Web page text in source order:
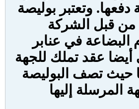
دفعها. وتعتبر بوليصة
من قبل الشركة
البضاعة في عنابر
أيضا عقد تملك للجهة
حيث تصف البوليصة
المرسلة إليها